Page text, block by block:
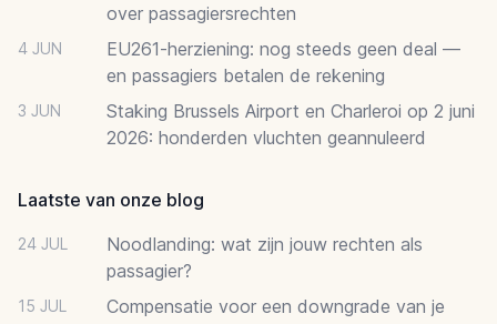
over passagiersrechten
4 JUN
EU261-herziening: nog steeds geen deal —
en passagiers betalen de rekening
3 JUN
Staking Brussels Airport en Charleroi op 2 juni
2026: honderden vluchten geannuleerd
Laatste van onze blog
24 JUL
Noodlanding: wat zijn jouw rechten als
passagier?
15 JUL
Compensatie voor een downgrade van je